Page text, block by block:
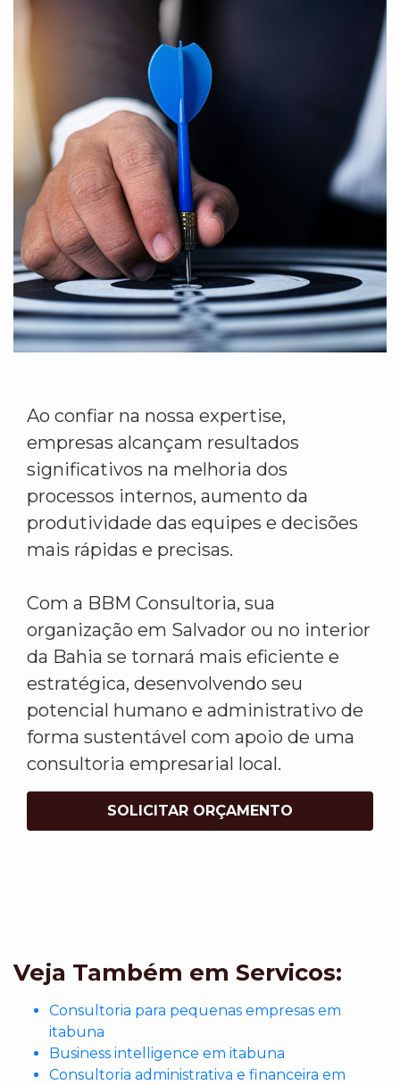
Ao confiar na nossa expertise,
empresas alcançam resultados
significativos na melhoria dos
processos internos, aumento da
produtividade das equipes e decisões
mais rápidas e precisas.
Com a BBM Consultoria, sua
organização em Salvador ou no interior
da Bahia se tornará mais eficiente e
estratégica, desenvolvendo seu
potencial humano e administrativo de
forma sustentável com apoio de uma
consultoria empresarial local.
SOLICITAR ORÇAMENTO
Veja Também em Servicos:
Consultoria para pequenas empresas em
itabuna
Business intelligence em itabuna
Consultoria administrativa e financeira em